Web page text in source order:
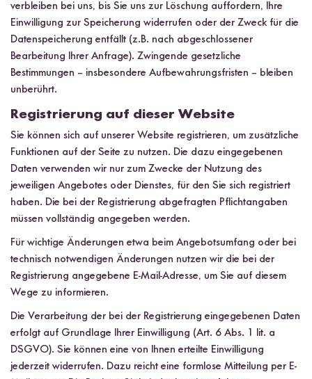
verbleiben bei uns, bis Sie uns zur Löschung auffordern, Ihre
Einwilligung zur Speicherung widerrufen oder der Zweck für die
Datenspeicherung entfällt (z.B. nach abgeschlossener
Bearbeitung Ihrer Anfrage). Zwingende gesetzliche
Bestimmungen – insbesondere Aufbewahrungsfristen – bleiben
unberührt.
Registrierung auf dieser Website
Sie können sich auf unserer Website registrieren, um zusätzliche
Funktionen auf der Seite zu nutzen. Die dazu eingegebenen
Daten verwenden wir nur zum Zwecke der Nutzung des
jeweiligen Angebotes oder Dienstes, für den Sie sich registriert
haben. Die bei der Registrierung abgefragten Pflichtangaben
müssen vollständig angegeben werden.
Für wichtige Änderungen etwa beim Angebotsumfang oder bei
technisch notwendigen Änderungen nutzen wir die bei der
Registrierung angegebene E-Mail-Adresse, um Sie auf diesem
Wege zu informieren.
Die Verarbeitung der bei der Registrierung eingegebenen Daten
erfolgt auf Grundlage Ihrer Einwilligung (Art. 6 Abs. 1 lit. a
DSGVO). Sie können eine von Ihnen erteilte Einwilligung
jederzeit widerrufen. Dazu reicht eine formlose Mitteilung per E-